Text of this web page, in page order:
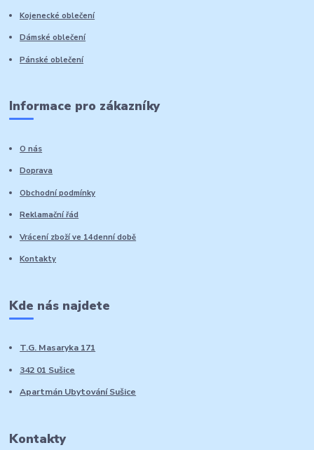
Kojenecké oblečení
Dámské oblečení
Pánské oblečení
Informace pro zákazníky
O nás
Doprava
Obchodní podmínky
Reklamační řád
Vrácení zboží ve 14denní době
Kontakty
Kde nás najdete
T.G. Masaryka 171
342 01 Sušice
Apartmán Ubytování Sušice
Kontakty